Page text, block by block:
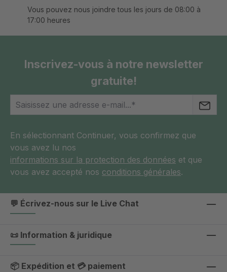
Vous pouvez nous joindre tous les jours de 08:00 à
17:00 heures
Inscrivez-vous à notre newsletter
gratuite!
En sélectionnant Continuer, vous confirmez que
vous avez lu nos
informations sur la protection des données et que
vous avez accepté nos conditions générales.
💬 Écrivez-nous sur le Live Chat
📜 Information & juridique
📦 Expédition et 💳 paiement